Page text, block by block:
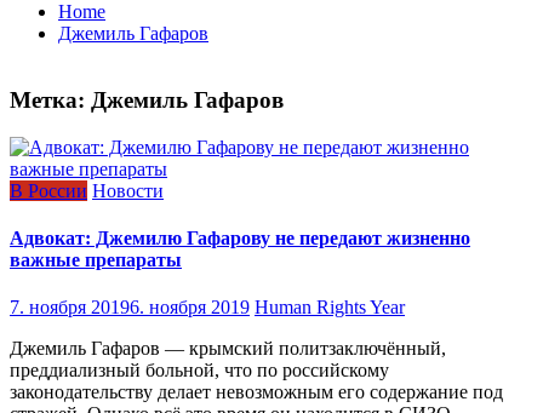
Home
Джемиль Гафаров
Метка: Джемиль Гафаров
В России Новости
Адвокат: Джемилю Гафарову не передают жизненно
важные препараты
7. ноября 20196. ноября 2019 Human Rights Year
Джемиль Гафаров — крымский политзаключённый,
преддиализный больной, что по российскому
законодательству делает невозможным его содержание под